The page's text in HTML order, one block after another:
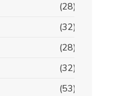
(28)
(32)
(28)
(32)
(53)